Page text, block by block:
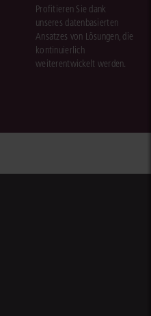
Profitieren Sie dank
unseres datenbasierten
Ansatzes von Lösungen, die
kontinuierlich
weiterentwickelt werden.